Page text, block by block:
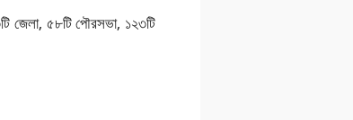
জেলা, ৫৮টি পৌরসভা, ১২৩টি